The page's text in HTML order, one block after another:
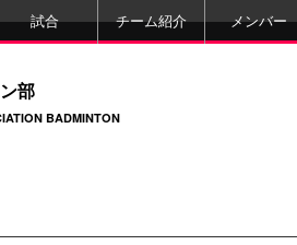
試合 チーム紹介 メンバー
部
BADMINTON